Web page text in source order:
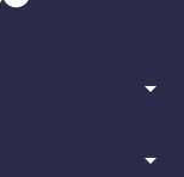
arrow_drop_down
arrow_drop_down